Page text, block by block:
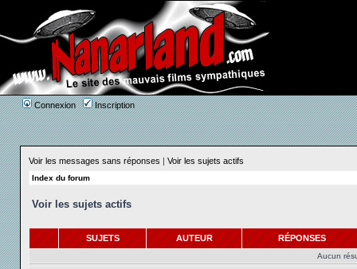
Connexion Inscription
Voir les messages sans réponses | Voir les sujets actifs
Index du forum
Voir les sujets actifs
SUJETS AUTEUR RÉPONSES
Aucun